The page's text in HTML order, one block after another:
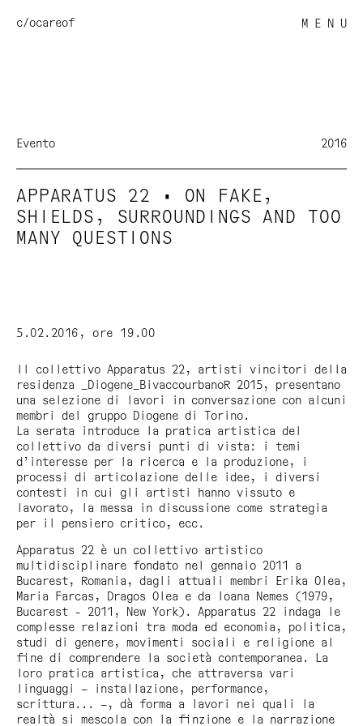
c/ocareof M E N U
Evento 2016
APPARATUS 22 • ON FAKE,
SHIELDS, SURROUNDINGS AND TOO
MANY QUESTIONS
5.02.2016, ore 19.00
Il collettivo Apparatus 22, artisti vincitori della
residenza _Diogene_BivaccourbanoR 2015 , presentano
una selezione di lavori in conversazione con alcuni
membri del gruppo Diogene di Torino.
La serata introduce la pratica artistica del
collettivo da diversi punti di vista: i temi
d’interesse per la ricerca e la produzione, i
processi di articolazione delle idee, i diversi
contesti in cui gli artisti hanno vissuto e
lavorato, la messa in discussione come strategia
per il pensiero critico, ecc.
Apparatus 22 è un collettivo artistico
multidisciplinare fondato nel gennaio 2011 a
Bucarest, Romania, dagli attuali membri Erika Olea,
Maria Farcas, Dragos Olea e da Ioana Nemes (1979,
Bucarest - 2011, New York). Apparatus 22 indaga le
complesse relazioni tra moda ed economia, politica,
studi di genere, movimenti sociali e religione al
fine di comprendere la società contemporanea. La
loro pratica artistica, che attraversa vari
linguaggi – installazione, performance,
scrittura... –, dà forma a lavori nei quali la
realtà si mescola con la finzione e la narrazione